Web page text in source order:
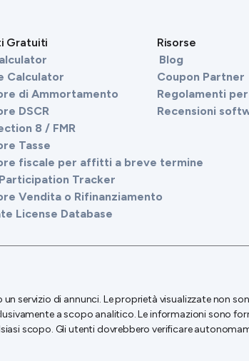
Gratuiti
Calculator
di Ammortamento
DSCR
8 / FMR
Tasse
fiscale per affitti a breve termine
Tracker
Vendita o Rifinanziamento
License Database
Risorse
Blog
Coupon Partner
Regolamenti
Recensioni
servizio di annunci. Le proprietà visualizzate non
a scopo analitico. Le informazioni sono
scopo. Gli utenti dovrebbero verificare